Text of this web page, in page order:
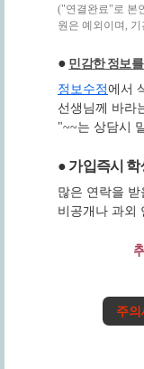
("연결완료"로 본
원은 예외이며,
● 민감한 정보
정보수정에서
선생님께 바라
"~~는 상담시
● 가입즉시
많은 연락을 받
비공개나 과외
주의